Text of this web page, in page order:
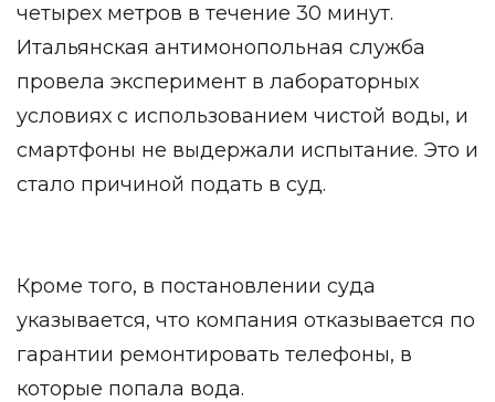
четырех метров в течение 30 минут.
Итальянская антимонопольная служба
провела эксперимент в лабораторных
условиях с использованием чистой воды, и
смартфоны не выдержали испытание. Это и
стало причиной подать в суд.
Кроме того, в постановлении суда
указывается, что компания отказывается по
гарантии ремонтировать телефоны, в
которые попала вода.